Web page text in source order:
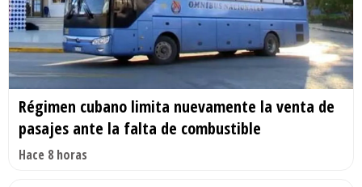
Régimen cubano limita nuevamente la venta de
pasajes ante la falta de combustible
Hace 8 horas